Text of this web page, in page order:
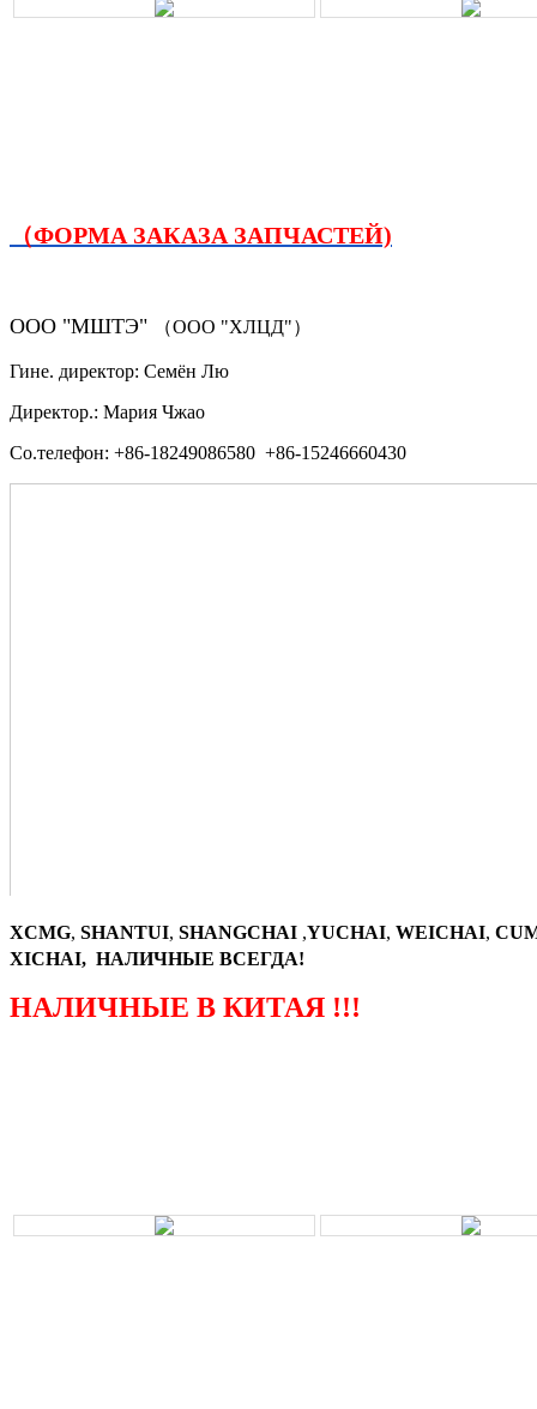
（ФОРМА ЗАКАЗА ЗАПЧАСТЕЙ)
ООО "МШТЭ" （ООО "ХЛЦД"）
Гине. директор: Семён Лю
Директор.: Мария Чжао
Со.телефон: +86-18249086580 +86-15246660430
XCMG, SHANTUI, SHANGCHAI ,YUCHAI, WEICHAI,
XICHAI, НАЛИЧНЫЕ ВСЕГДА!
НАЛИЧНЫЕ В КИТАЯ !!!